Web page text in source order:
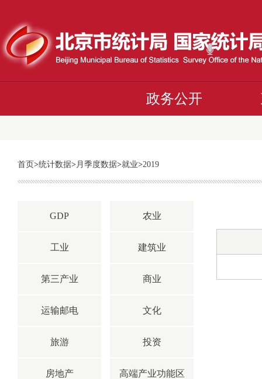
政务公开
首页>统计数据>月季度数据>就业>2019
GDP
工业
第三产业
运输邮电
旅游
房地产
农业
建筑业
商业
文化
投资
高端产业功能区